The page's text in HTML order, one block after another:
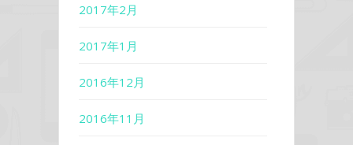
2017年2月
2017年1月
2016年12月
2016年11月